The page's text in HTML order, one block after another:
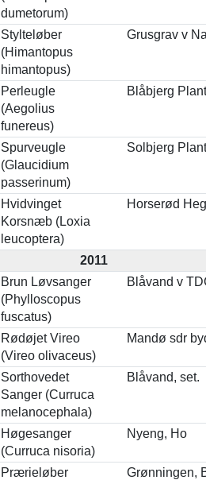
dumetorum)
Stylteløber
(Himantopus
himantopus)
Grusgrav v
Perleugle
(Aegolius
funereus)
Blåbjerg
Spurveugle
(Glaucidium
passerinum)
Solbjerg
Hvidvinget
Korsnæb (Loxia
leucoptera)
Horserød
2011
Brun Løvsanger
(Phylloscopus
fuscatus)
Blåvand v
Rødøjet Vireo
(Vireo olivaceus)
Mandø sdr
Sorthovedet
Sanger (Curruca
melanocephala)
Blåvand, set.
Høgesanger
(Curruca nisoria)
Nyeng, Ho
Prærieløber
Grønningen,